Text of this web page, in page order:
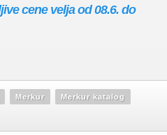
cene velja od 08.6. do
Merkur Merkur katalog